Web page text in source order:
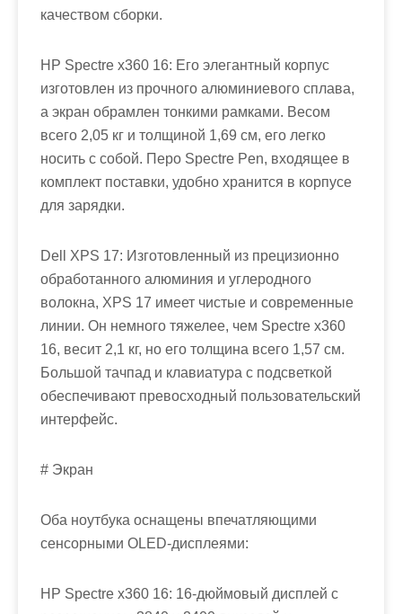
качеством сборки.
HP Spectre x360 16: Его элегантный корпус
изготовлен из прочного алюминиевого сплава,
а экран обрамлен тонкими рамками. Весом
всего 2,05 кг и толщиной 1,69 см, его легко
носить с собой. Перо Spectre Pen, входящее в
комплект поставки, удобно хранится в корпусе
для зарядки.
Dell XPS 17: Изготовленный из прецизионно
обработанного алюминия и углеродного
волокна, XPS 17 имеет чистые и современные
линии. Он немного тяжелее, чем Spectre x360
16, весит 2,1 кг, но его толщина всего 1,57 см.
Большой тачпад и клавиатура с подсветкой
обеспечивают превосходный пользовательский
интерфейс.
# Экран
Оба ноутбука оснащены впечатляющими
сенсорными OLED-дисплеями:
HP Spectre x360 16: 16-дюймовый дисплей с